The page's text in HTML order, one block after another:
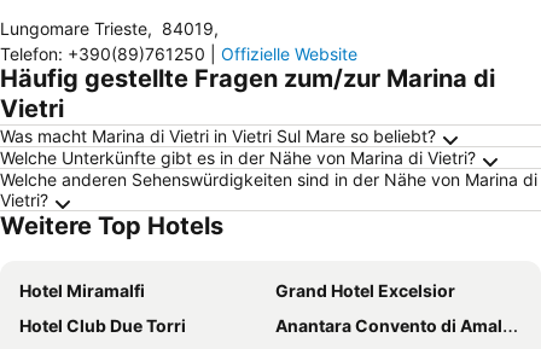
Lungomare Trieste, 84019,
Telefon: +390(89)761250 Offizielle Website
Häufig gestellte Fragen zum/zur Marina di
Vietri
Was macht Marina di Vietri in Vietri Sul Mare so beliebt?
Welche Unterkünfte gibt es in der Nähe von Marina di Vietri?
Welche anderen Sehenswürdigkeiten sind in der Nähe von Marina di
Vietri?
Weitere Top Hotels
Hotel Miramalfi
Grand Hotel Excelsior
Hotel Club Due Torri
Anantara Convento di Amalfi Grand Hotel